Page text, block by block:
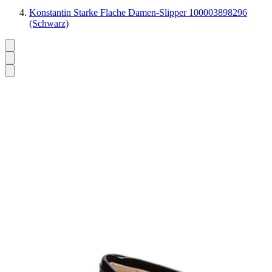
Konstantin Starke Flache Damen-Slipper 100003898296
(Schwarz)